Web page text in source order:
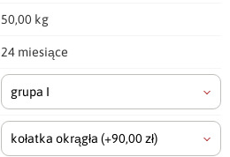
50,00 kg
24 miesiące
grupa I
kołatka okrągła (+90,00 zł)